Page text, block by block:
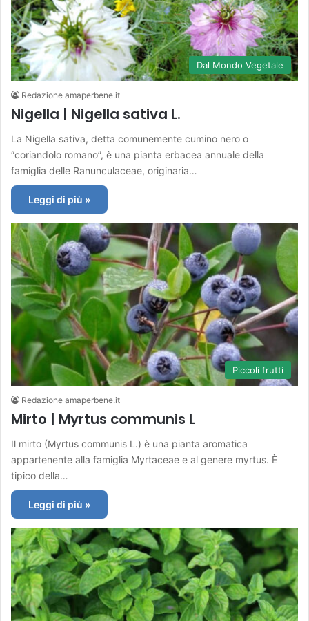
Dal Mondo Vegetale
Redazione amaperbene.it
Nigella | Nigella sativa L.
La Nigella sativa, detta comunemente cumino nero o
“coriandolo romano”, è una pianta erbacea annuale della
famiglia delle Ranunculaceae, originaria…
Leggi di più »
Piccoli frutti
Redazione amaperbene.it
Mirto | Myrtus communis L
Il mirto (Myrtus communis L.) è una pianta aromatica
appartenente alla famiglia Myrtaceae e al genere myrtus. È
tipico della…
Leggi di più »